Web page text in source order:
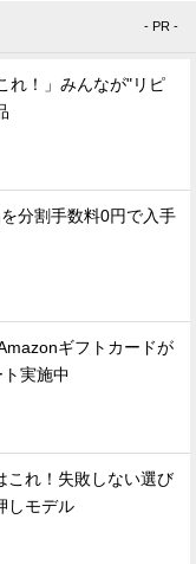
- PR -
れ！」みんなが"リピ
分割手数料0円で入手
ギフトカードが
実施中
これ！失敗しない選び
しモデル